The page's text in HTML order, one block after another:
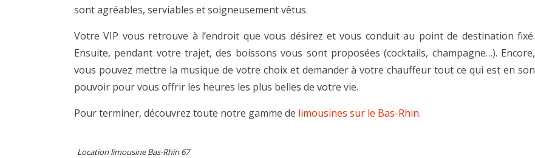
sont agréables, serviables et soigneusement vêtus.
Votre VIP vous retrouve à l’endroit que vous désirez et vous conduit au point de destination fixé.
Ensuite, pendant votre trajet, des boissons vous sont proposées (cocktails, champagne…). Encore,
vous pouvez mettre la musique de votre choix et demander à votre chauffeur tout ce qui est en son
pouvoir pour vous offrir les heures les plus belles de votre vie.
Pour terminer, découvrez toute notre gamme de limousines sur le Bas-Rhin.
Location limousine Bas-Rhin 67